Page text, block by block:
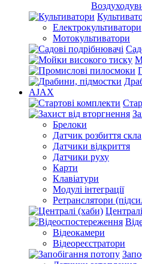
Електрокультиватори
Мотокультиватори
AJAX
Брелоки
Датчик розбиття скла
Датчики відкриття
Датчики руху
Карти
Клавіатури
Модулі інтеграції
Ретранслятори
Відеокамери
Відеореєстратори